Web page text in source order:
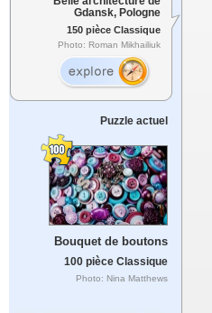
Gdansk, Pologne
150 pièce Classique
Photo: Roman Mikhailiuk
Puzzle actuel
Bouquet de boutons
100 pièce Classique
Photo: Nina Matthews